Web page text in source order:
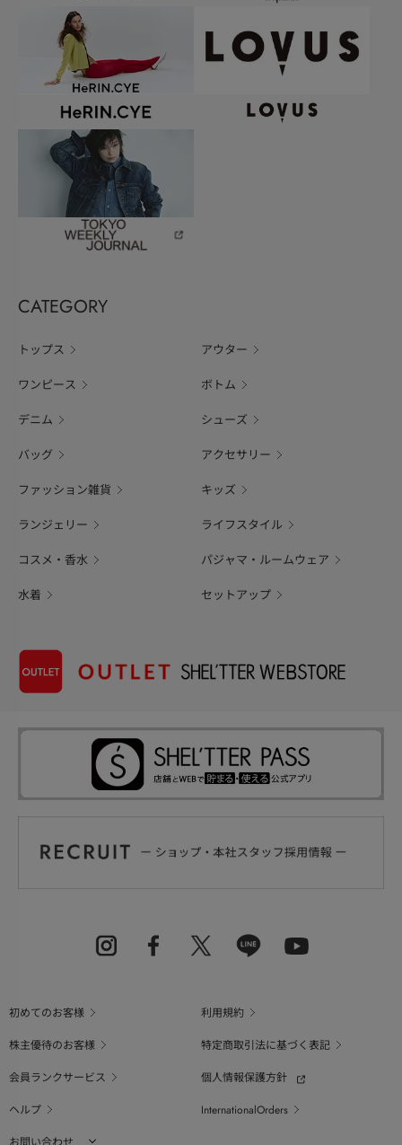
CATEGORY
トップス アウター
ワンピース ボトム
デニム シューズ
バッグ アクセサリー
ファッション雑貨 キッズ
ランジェリー ライフスタイル
コスメ・香水 パジャマ・ルームウェア
水着 セットアップ
初めてのお客様
利用規約
株主優待のお客様
特定商取引法に基づく表記
会員ランクサービス
個人情報保護方針
ヘルプ
InternationalOrders